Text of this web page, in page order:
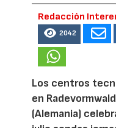
Redacción
2042
Los centros
en
(Alemania)